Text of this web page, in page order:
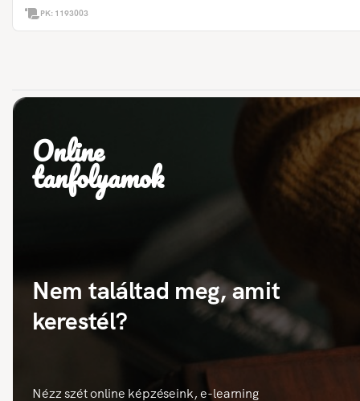
PK: 1193003
Online
tanfolyamok
Nem találtad meg, amit
kerestél?
Nézz szét online képzéseink, e-learning